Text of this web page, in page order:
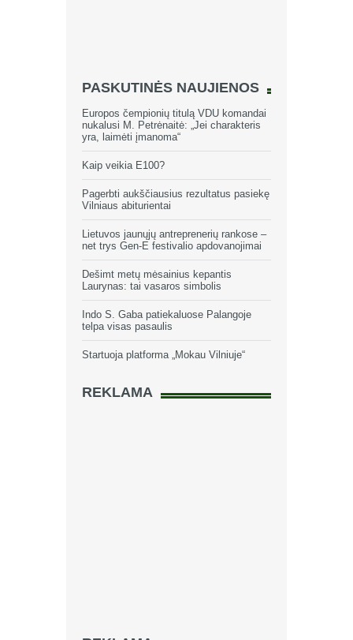
PASKUTINĖS NAUJIENOS
Europos čempionių titulą VDU komandai
nukalusi M. Petrėnaitė: „Jei charakteris
yra, laimėti įmanoma“
Kaip veikia E100?
Pagerbti aukščiausius rezultatus pasiekę
Vilniaus abiturientai
Lietuvos jaunųjų antreprenerių rankose –
net trys Gen-E festivalio apdovanojimai
Dešimt metų mėsainius kepantis
Laurynas: tai vasaros simbolis
Indo S. Gaba patiekaluose Palangoje
telpa visas pasaulis
Startuoja platforma „Mokau Vilniuje“
REKLAMA